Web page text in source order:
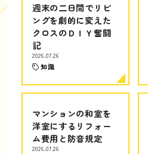
週末の二日間でリビ
ングを劇的に変えた
クロスのＤＩＹ奮闘
記
2026.07.26
知識
マンションの和室を
洋室にするリフォー
ム費用と防音規定
2026.07.26